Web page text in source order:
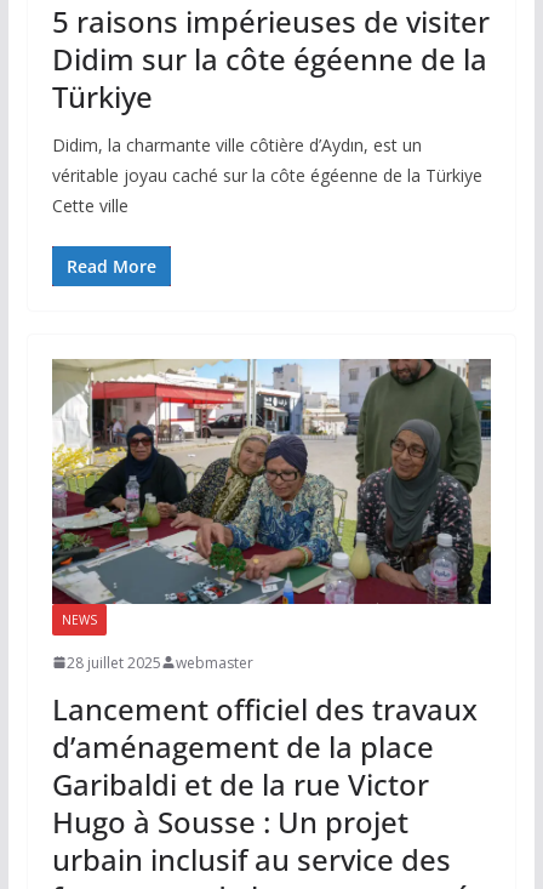
5 raisons impérieuses de visiter
Didim sur la côte égéenne de la
Türkiye
Didim, la charmante ville côtière d’Aydın, est un
véritable joyau caché sur la côte égéenne de la Türkiye
Cette ville
Read More
NEWS
28 juillet 2025 webmaster
Lancement officiel des travaux
d’aménagement de la place
Garibaldi et de la rue Victor
Hugo à Sousse : Un projet
urbain inclusif au service des